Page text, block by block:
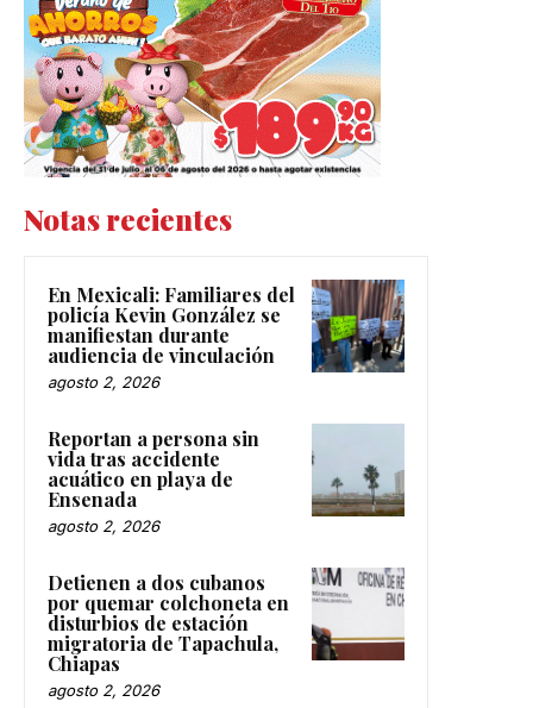
Notas recientes
En Mexicali: Familiares del
policía Kevin González se
manifiestan durante
audiencia de vinculación
agosto 2, 2026
Reportan a persona sin
vida tras accidente
acuático en playa de
Ensenada
agosto 2, 2026
Detienen a dos cubanos
por quemar colchoneta en
disturbios de estación
migratoria de Tapachula,
Chiapas
agosto 2, 2026